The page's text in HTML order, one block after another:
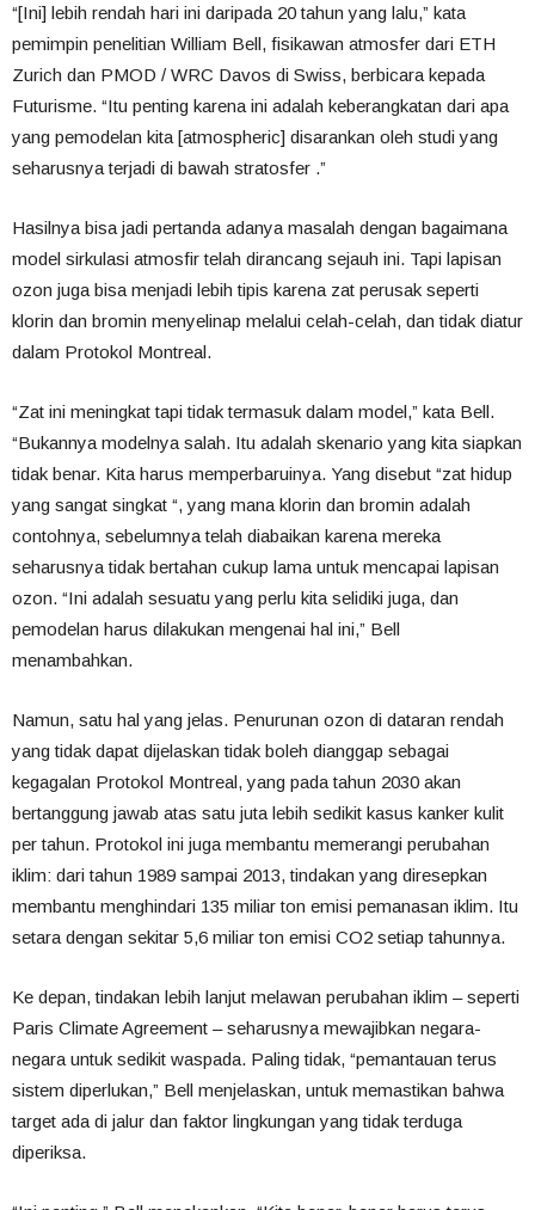
“[Ini] lebih rendah hari ini daripada 20 tahun yang lalu,” kata
pemimpin penelitian William Bell, fisikawan atmosfer dari ETH
Zurich dan PMOD / WRC Davos di Swiss, berbicara kepada
Futurisme. “Itu penting karena ini adalah keberangkatan dari apa
yang pemodelan kita [atmospheric] disarankan oleh studi yang
seharusnya terjadi di bawah stratosfer .”
Hasilnya bisa jadi pertanda adanya masalah dengan bagaimana
model sirkulasi atmosfir telah dirancang sejauh ini. Tapi lapisan
ozon juga bisa menjadi lebih tipis karena zat perusak seperti
klorin dan bromin menyelinap melalui celah-celah, dan tidak diatur
dalam Protokol Montreal.
“Zat ini meningkat tapi tidak termasuk dalam model,” kata Bell.
“Bukannya modelnya salah. Itu adalah skenario yang kita siapkan
tidak benar. Kita harus memperbaruinya. Yang disebut “zat hidup
yang sangat singkat “, yang mana klorin dan bromin adalah
contohnya, sebelumnya telah diabaikan karena mereka
seharusnya tidak bertahan cukup lama untuk mencapai lapisan
ozon. “Ini adalah sesuatu yang perlu kita selidiki juga, dan
pemodelan harus dilakukan mengenai hal ini,” Bell
menambahkan.
Namun, satu hal yang jelas. Penurunan ozon di dataran rendah
yang tidak dapat dijelaskan tidak boleh dianggap sebagai
kegagalan Protokol Montreal, yang pada tahun 2030 akan
bertanggung jawab atas satu juta lebih sedikit kasus kanker kulit
per tahun. Protokol ini juga membantu memerangi perubahan
iklim: dari tahun 1989 sampai 2013, tindakan yang diresepkan
membantu menghindari 135 miliar ton emisi pemanasan iklim. Itu
setara dengan sekitar 5,6 miliar ton emisi CO2 setiap tahunnya.
Ke depan, tindakan lebih lanjut melawan perubahan iklim – seperti
Paris Climate Agreement – seharusnya mewajibkan negara-
negara untuk sedikit waspada. Paling tidak, “pemantauan terus
sistem diperlukan,” Bell menjelaskan, untuk memastikan bahwa
target ada di jalur dan faktor lingkungan yang tidak terduga
diperiksa.